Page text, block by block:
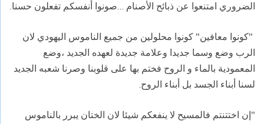
الضروري امتنعوا عن ذبائح الأصنام …صونوا أنفسكم تفعلون حسنا.
"كونوا معافين" كونوا محلولين من جميع الناموس اليهودي لان
الرب وضع وسما جديدا وعلامة جديدة لعهده الجديد ،وضع
المعمودية بالماء و الروح فختم بها على قلوبنا وصرنا شعبه الجديد
لسنا أبناء الجسد بل أبناء الروح.
"إن اختتنتم فالمسيح لا ينفعكم شيئا لان الختان يبرر بالناموس